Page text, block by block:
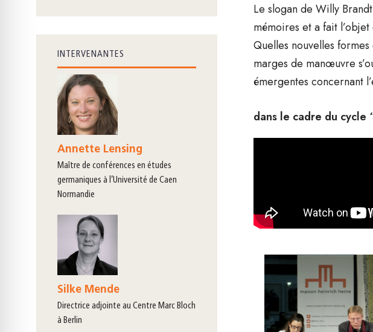
Le slogan de Willy
mémoires et a fait
Quelles nouvelles
marges de manœuvre
émergentes concernant
dans le cadre du cycle
INTERVENANTES
Annette Lensing
maître de conférences en études
germaniques à l’Université de Caen
Normandie
Silke Mende
directrice adjointe au Centre Marc Bloch
à Berlin